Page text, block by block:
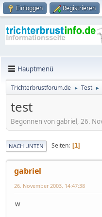
Einloggen Registrieren
Hauptmenü
Trichterbrustforum.de ► Test ►
test
Begonnen von gabriel, 26.
NACH UNTEN Seiten 1
gabriel
26. November 2003, 14:47:38
w